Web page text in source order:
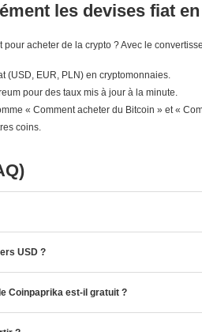
les devises fiat
acheter de la crypto ? Avec le
(USD, EUR, PLN) en cryptomonnaies.
pour des taux mis à jour à la minute.
« Comment acheter du Bitcoin » et «
coins.
USD ?
Coinpaprika est-il gratuit ?